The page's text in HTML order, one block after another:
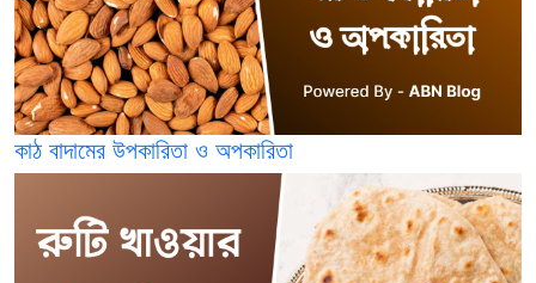
কাঠ বাদামের উপকারিতা ও অপকারিতা